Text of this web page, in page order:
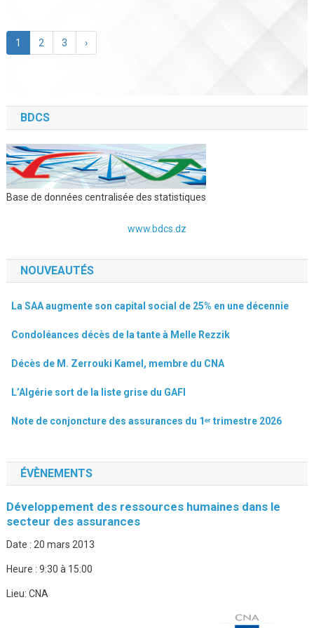
1 2 3 ›
BDCS
Base de données centralisée des statistiques
www.bdcs.dz
NOUVEAUTÉS
La SAA augmente son capital social de 25% en une décennie
Condoléances décès de la tante à Melle Rezzik
Décès de M. Zerrouki Kamel, membre du CNA
L’Algérie sort de la liste grise du GAFI
Note de conjoncture des assurances du 1ᵉʳ trimestre 2026
ÉVÈNEMENTS
Développement des ressources humaines dans le
secteur des assurances
Date : 20 mars 2013
Heure : 9:30 à 15:00
Lieu: CNA